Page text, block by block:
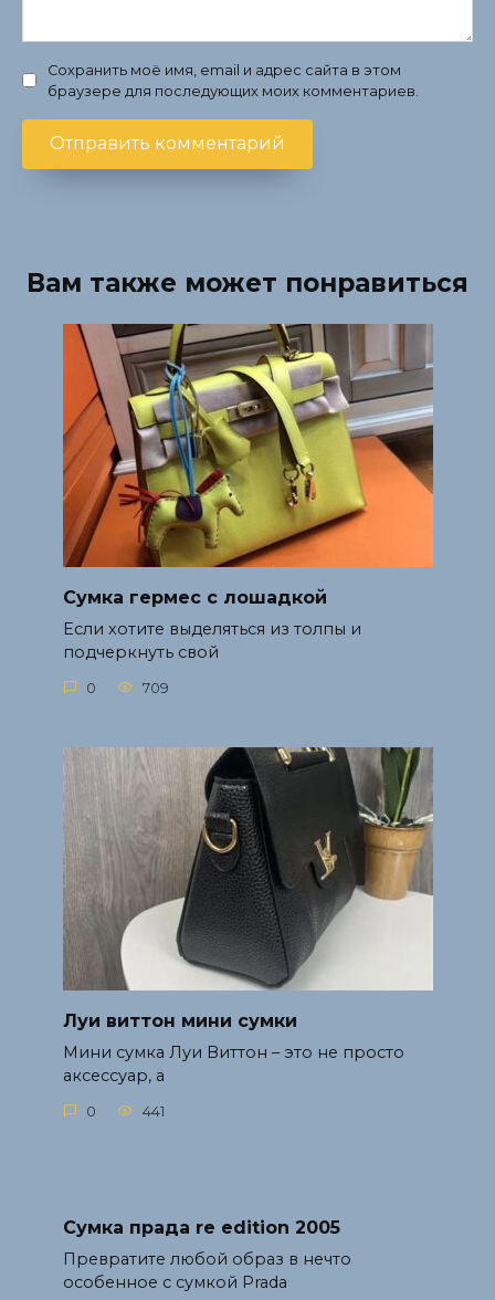
Сохранить моё имя, email и адрес сайта в этом
браузере для последующих моих комментариев.
Вам также может понравиться
Сумка гермес с лошадкой
Если хотите выделяться из толпы и
подчеркнуть свой
0 709
Луи виттон мини сумки
Мини сумка Луи Виттон – это не просто
аксессуар, а
0 441
Сумка прада re edition 2005
Превратите любой образ в нечто
особенное с сумкой Prada